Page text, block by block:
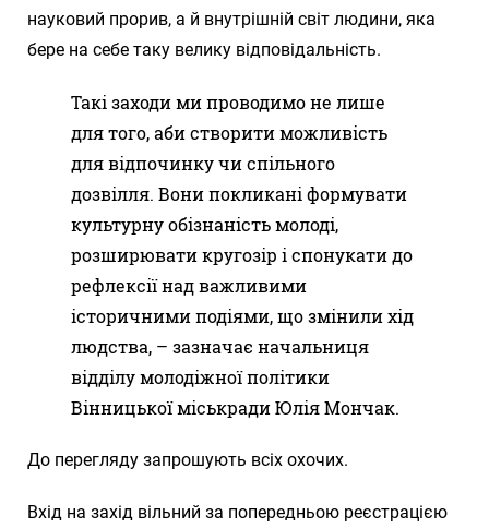
науковий прорив, а й внутрішній світ людини, яка
бере на себе таку велику відповідальність.
Такі заходи ми проводимо не лише
для того, аби створити можливість
для відпочинку чи спільного
дозвілля. Вони покликані формувати
культурну обізнаність молоді,
розширювати кругозір і спонукати до
рефлексії над важливими
історичними подіями, що змінили хід
людства, – зазначає начальниця
відділу молодіжної політики
Вінницької міськради Юлія Мончак.
До перегляду запрошують всіх охочих.
Вхід на захід вільний за попередньою реєстрацією